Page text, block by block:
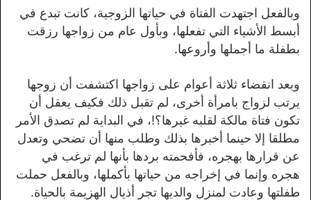
وبالفعل اجتهدت الفتاة في حياتها الزوجية، كانت تبدع في
أبسط الأشياء التي تفعلها، وبأول عام من زواجها رزقت
بطفلة ما أجملها وأروعها.
وبعد انقضاء ثلاثة أعوام على زواجها اكتشفت أن زوجها
يرتب لزواج بامرأة أخرى، لم تقبل ذلك فكيف يعقل أن
تكون فتاة مالكة لقلبه غيرها؟!، في البداية لم تصدق الأمر
مطلقا إلا حينما أخبرها بذلك وطلب منها أن تضحي وتعدل
عن قرارها بهجره، فأفحمته بردها بأنها لم ترغب في
هجره وإنما في إخراجه من حياتها بأكملها، وبالفعل حملت
طفلتها وعادت لمنزل والديها تجر أذيال الهزيمة بالحياة.